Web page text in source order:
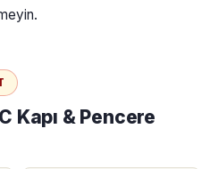
Kapı & Pencere